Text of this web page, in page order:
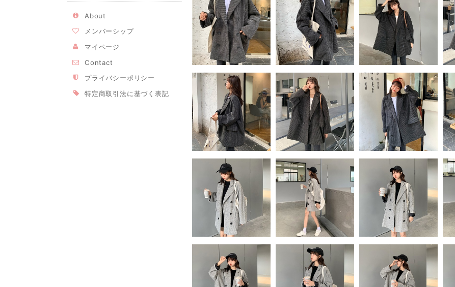
About
メンバーシップ
マイページ
Contact
プライバシーポリシー
特定商取引法に基づく表記